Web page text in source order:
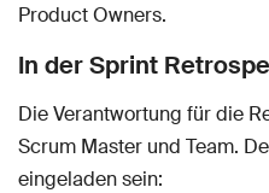
Product Owners.
In der Sprint
Die Verantwortung für die
Scrum Master und Team.
eingeladen sein: